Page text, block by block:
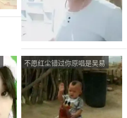
不愿红尘错过你原唱是吴易
航，由山音司徒阿威^ω^小
白（2）T翻唱(播放:50)